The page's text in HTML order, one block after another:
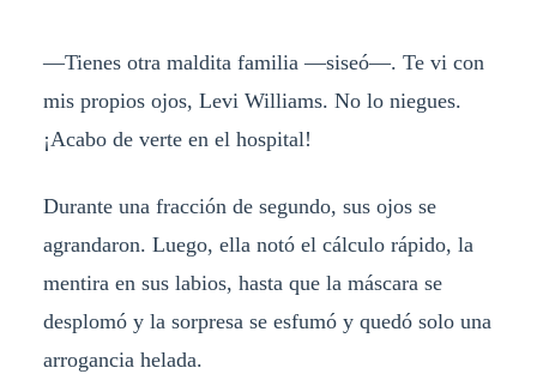
—Tienes otra maldita familia —siseó—. Te vi con
mis propios ojos, Levi Williams. No lo niegues.
¡Acabo de verte en el hospital!
Durante una fracción de segundo, sus ojos se
agrandaron. Luego, ella notó el cálculo rápido, la
mentira en sus labios, hasta que la máscara se
desplomó y la sorpresa se esfumó y quedó solo una
arrogancia helada.